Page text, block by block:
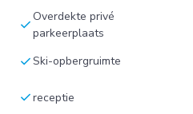
check Overdekte privé
parkeerplaats
checkSki-opbergruimte
checkreceptie